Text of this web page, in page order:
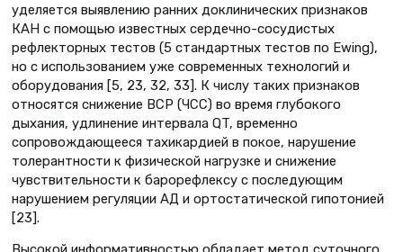
уделяется выявлению ранних доклинических признаков
КАН с помощью известных сердечно-сосудистых
рефлекторных тестов (5 стандартных тестов по Ewing),
но с использованием уже современных технологий и
оборудования [5, 23, 32, 33]. К числу таких признаков
относятся снижение ВСР (ЧСС) во время глубокого
дыхания, удлинение интервала QT, временно
сопровождающееся тахикардией в покое, нарушение
толерантности к физической нагрузке и снижение
чувствительности к барорефлексу с последующим
нарушением регуляции АД и ортостатической гипотонией
[23].